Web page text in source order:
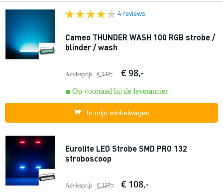
4 reviews
Cameo THUNDER WASH 100 RGB strobe /
blinder / wash
Adviesprijs € 141,- € 98,-
Op voorraad bij de leverancier
In mijn winkelwagen
Eurolite LED Strobe SMD PRO 132
stroboscoop
Adviesprijs € 137,- € 108,-